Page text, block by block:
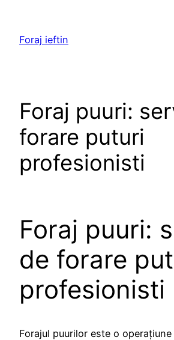
content
Foraj ieftin
Foraj puuri:
forare puturi
profesionisti
Foraj puuri:
de forare
profesionisti
Forajul puurilor este o